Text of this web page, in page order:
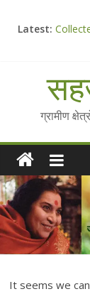
Latest:
सहज
Chalo
ग्रामीण
It seems we